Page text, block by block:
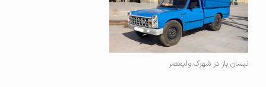
نیسان بار در شهرک ولیعصر